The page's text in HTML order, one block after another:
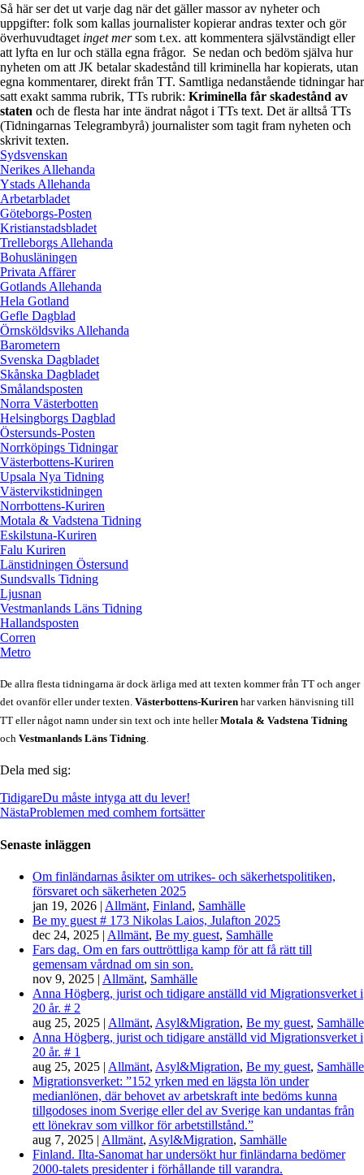
Så här ser det ut varje dag när det gäller massor av nyheter och
uppgifter: folk som kallas journalister kopierar andras texter och gör
överhuvudtaget inget mersom t.ex. att kommentera självständigt eller
att lyfta en lur och ställa egna frågor. Se nedan och bedöm själva hur
nyheten om att JK betalar skadestånd till kriminella har kopierats, utan
egna kommentarer, direkt från TT. Samtliga nedanstående tidningar har
satt exakt samma rubrik, TTs rubrik: Kriminella får skadestånd av
staten och de flesta har inte ändrat något i TTs text. Det är alltså TTs
(Tidningarnas Telegrambyrå) journalister som tagit fram nyheten och
skrivit texten.
Sydsvenskan
Nerikes Allehanda
Ystads Allehanda
Arbetarbladet
Göteborgs-Posten
Kristianstadsbladet
Trelleborgs Allehanda
Bohusläningen
Privata Affärer
Gotlands Allehanda
Hela Gotland
Gefle Dagblad
Örnsköldsviks Allehanda
Barometern
Svenska Dagbladet
Skånska Dagbladet
Smålandsposten
Norra Västerbotten
Helsingborgs Dagblad
Östersunds-Posten
Norrköpings Tidningar
Västerbottens-Kuriren
Upsala Nya Tidning
Västervikstidningen
Norrbottens-Kuriren
Motala & Vadstena Tidning
Eskilstuna-Kuriren
Falu Kuriren
Länstidningen Östersund
Sundsvalls Tidning
Ljusnan
Vestmanlands Läns Tidning
Hallandsposten
Corren
Metro
De allra flesta tidningarna är dock ärliga med att texten kommer från TT och anger
det ovanför eller under texten. Västerbottens-Kuriren har varken hänvisning till
TT eller något namn under sin text och inte hellerMotala & Vadstena Tidning
och Vestmanlands Läns Tidning.
Dela med sig:
TidigareDu måste intyga att du lever!
NästaProblemen med comhem fortsätter
Senaste inläggen
Om finländarnas åsikter om utrikes- och säkerhetspolitiken,
försvaret och säkerheten 2025
jan 19, 2026 | Allmänt, Finland, Samhälle
Be my guest # 173 Nikolas Laios, Julafton 2025
dec 24, 2025 | Allmänt, Be my guest, Samhälle
Fars dag. Om en fars outtröttliga kamp för att få rätt till
gemensam vårdnad om sin son.
nov 9, 2025 | Allmänt, Samhälle
Anna Högberg, jurist och tidigare anställd vid Migrationsverket i
20 år. # 2
aug 25, 2025 | Allmänt, Asyl&Migration, Be my guest, Samhälle
Anna Högberg, jurist och tidigare anställd vid Migrationsverket i
20 år. # 1
aug 25, 2025 | Allmänt, Asyl&Migration, Be my guest, Samhälle
Migrationsverket: ”152 yrken med en lägsta lön under
medianlönen, där behovet av arbetskraft inte bedöms kunna
tillgodoses inom Sverige eller del av Sverige kan undantas från
ett lönekrav som villkor för arbetstillstånd.”
aug 7, 2025 | Allmänt, Asyl&Migration, Samhälle
Finland. Ilta-Sanomat har undersökt hur finländarna bedömer
2000-talets presidenter i förhållande till varandra.